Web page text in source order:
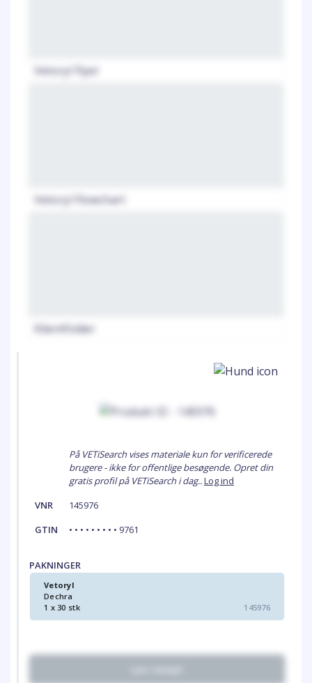
Vetoryl Flyer
Vetoryl Flowchart
Klientfolder
På VETiSearch vises materiale kun for verificerede
brugere - ikke for offentlige besøgende. Opret din
gratis profil på VETiSearch i dag..Log ind
VNR
145976
GTIN
• • • • • • • • • 9761
PAKNINGER
Vetoryl
Dechra
1 x 30 stk
145976